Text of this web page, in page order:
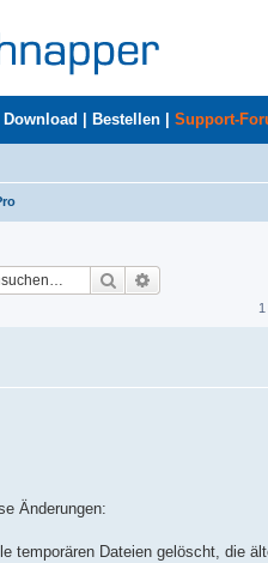
Download Bestellen Support-
Suche
Änderungen:
temporären Dateien gelöscht, die